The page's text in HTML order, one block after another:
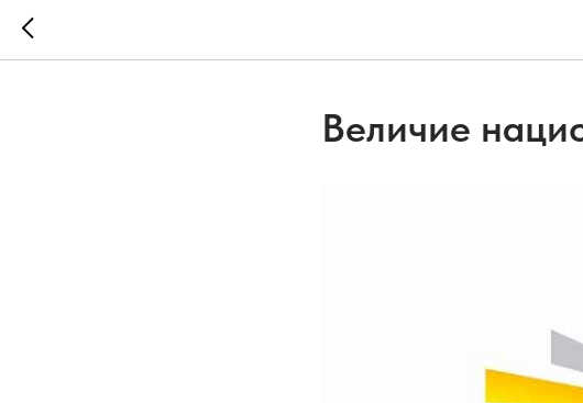
Величие